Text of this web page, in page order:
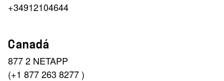
+34912104644
Canadá
877 2 NETAPP
(+1 877 263 8277 )